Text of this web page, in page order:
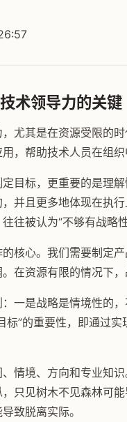
术领导力的关键
尤其是在资源受限的
，帮助技术人员在组织
目标，更重要的是理
并且更多地体现在执
往被认为“不够有战略性
核心。我们需要制定
在资源有限的情况下
一是战略是情境性的
标”的重要性，即通过
情境、方向和专业知
只见树木不见森林可
致脱离实际。